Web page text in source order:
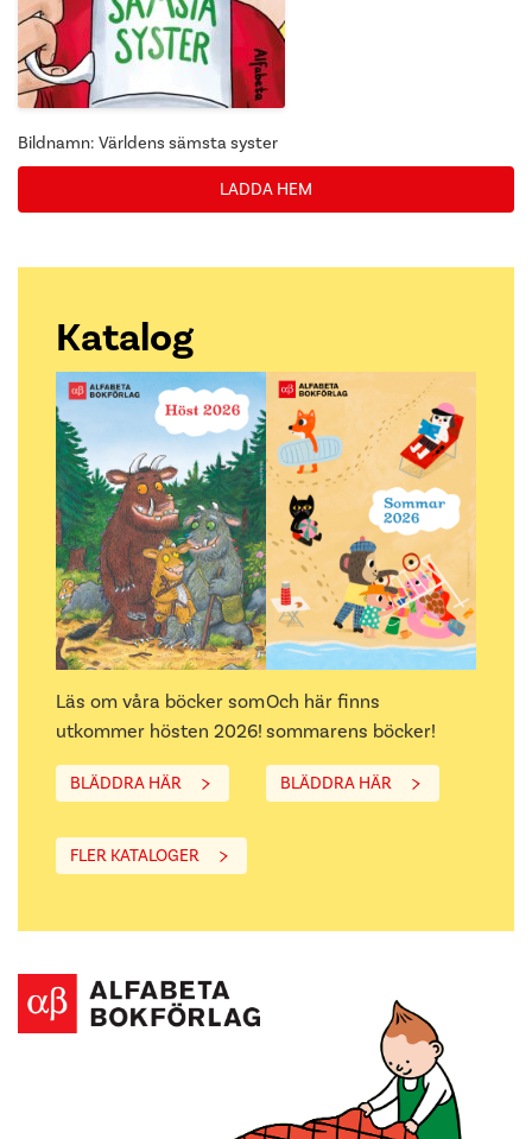
Bildnamn: Världens sämsta syster
LADDA HEM
Katalog
Läs om våra böcker som
utkommer hösten 2026!
BLÄDDRA HÄR
Och här finns
sommarens böcker!
BLÄDDRA HÄR
FLER KATALOGER